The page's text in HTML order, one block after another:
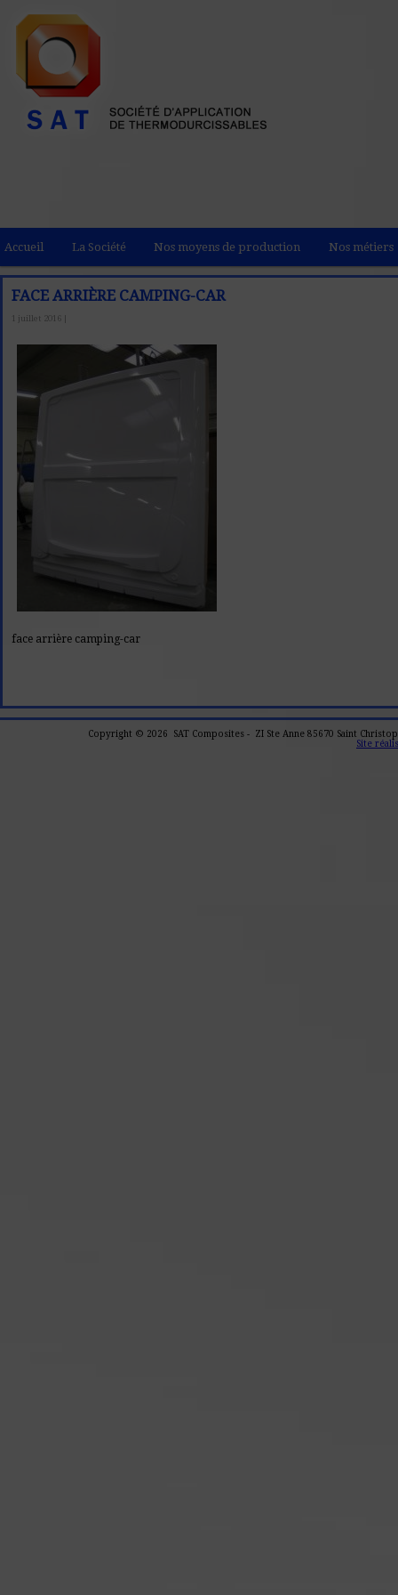
Accueil La Société Nos moyens de production Nos métiers
FACE ARRIÈRE CAMPING-CAR
1 juillet 2016 |
face arrière camping-car
Copyright © 2026 SAT Composites - ZI Ste Anne 85670 Saint
Site